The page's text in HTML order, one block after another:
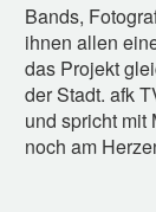
Bands,
ihnen allen
das Projekt
der Stadt. afk
und spricht mit
noch am